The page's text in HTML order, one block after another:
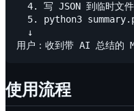
4. 写 JSON 到临时文
5. python3
  ↓
使用流程